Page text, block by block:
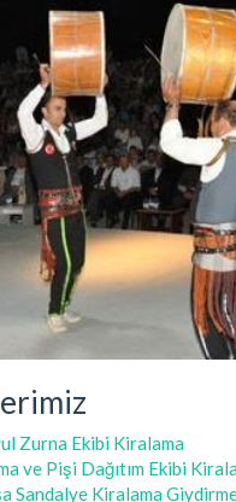
Zurna Ekibi Kiralama
ve Pişi Dağıtım Ekibi
Sandalye Kiralama